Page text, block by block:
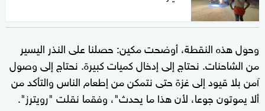
وحول هذه النقطة، أوضحت مكين: حصلنا على النذر اليسير
من الشاحنات. نحتاج إلى إدخال كميات كبيرة. نحتاج إلى وصول
آمن بلا قيود إلى غزة حتى نتمكن من إطعام الناس والتأكد من
ألا يموتون جوعا، لأن هذا ما يحدث"، وفقما نقلت "رويترز".